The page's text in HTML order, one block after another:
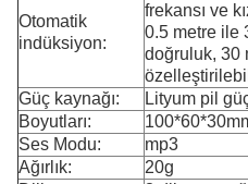
Otomatik
indüksiyon:
frekansı ve
0.5 metre ile
doğruluk, 30
Güç kaynağı:
Lityum pil
Boyutları:
Ses Modu:
mp3
Ağırlık:
20g